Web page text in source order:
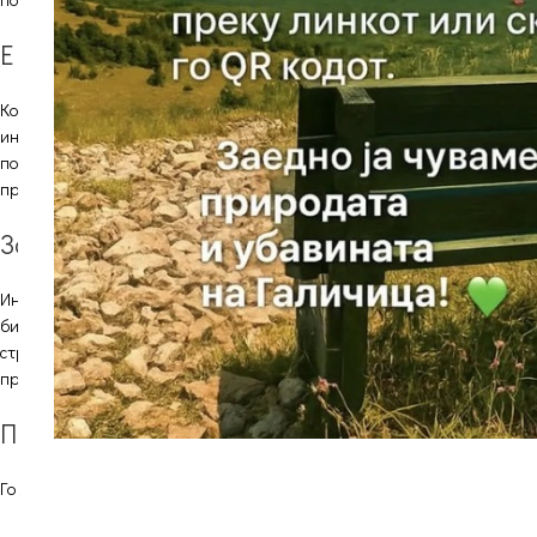
Е – пошта
Кога ја посетувате нашата веб-страница и се најавувате, или, пак,
информации ги користиме за да одговориме соодветно на Вашите
пошта ќе Ви одговориме на истата електронска адреса.
примарната – одговор на Вашето барање.
Заштита на лични податоци
Информациите кои ги обработуваме, грижливо се зачувани и не ги
бизнис. По барање на државните органи и во согласност со законот,
страница се заснова на Законот за заштита на лични податоци на
пречистениот текст на Законот може да се симне од веб-страницата
Промени во политика на приватност
Го задржуваме правото на промени на Политиката за приватност.